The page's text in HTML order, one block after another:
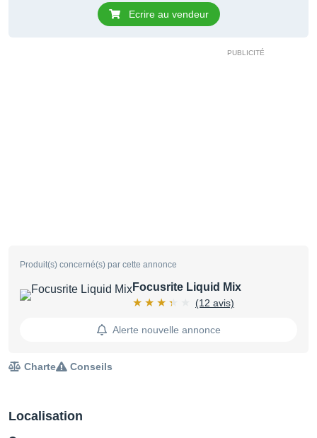
Localisation
Ecrire au vendeur
Produit(s) concerné(s) par cette annonce
Focusrite Liquid Mix
(12 avis)
Alerte nouvelle annonce
Charte Conseils